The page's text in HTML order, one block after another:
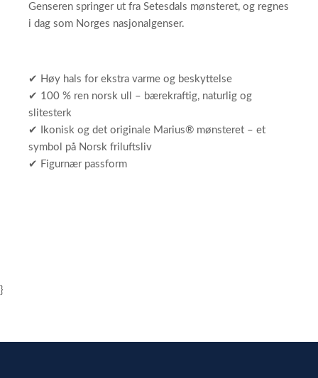
Genseren springer ut fra Setesdals mønsteret, og regnes
i dag som Norges nasjonalgenser.
✔ Høy hals for ekstra varme og beskyttelse
✔ 100 % ren norsk ull – bærekraftig, naturlig og
slitesterk
✔ Ikonisk og det originale Marius® mønsteret – et
symbol på Norsk friluftsliv
✔ Figurnær passform
}